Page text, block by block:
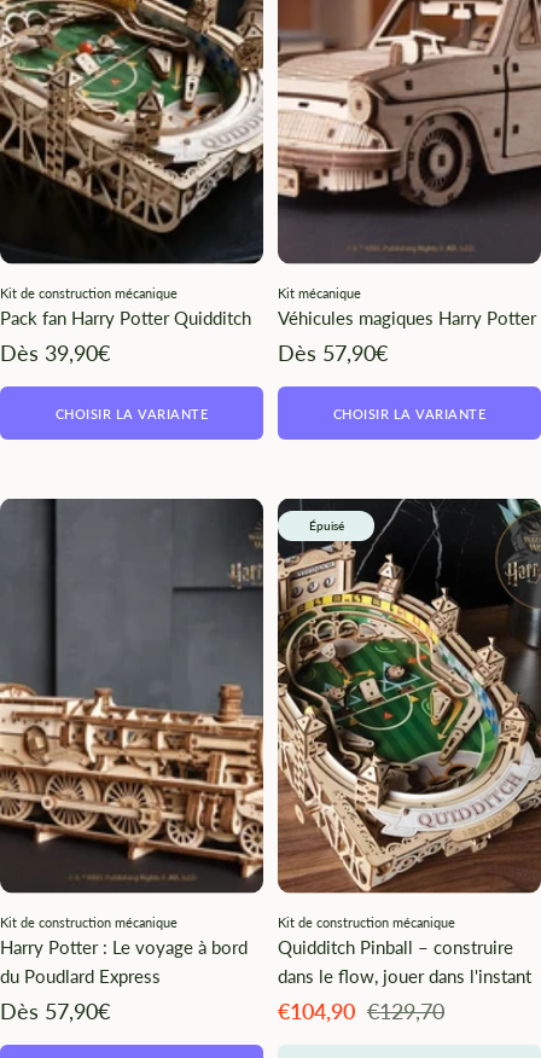
Kit de construction mécanique
Pack fan Harry Potter Quidditch
Angebotspreis
Dès 39,90€
CHOISIR LA VARIANTE
Kit mécanique
Véhicules magiques Harry Potter
Angebotspreis
Dès 57,90€
CHOISIR LA VARIANTE
Kit de construction mécanique
Harry Potter : Le voyage à bord
du Poudlard Express
Angebotspreis
Dès 57,90€
Épuisé
Kit de construction mécanique
Quidditch Pinball – construire
dans le flow, jouer dans l'instant
Angebotspreis
€104,90 Regulärer
€129,70